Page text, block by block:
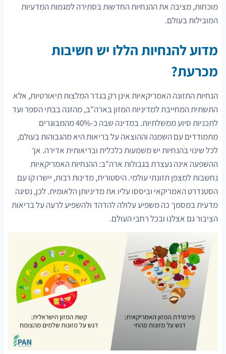
מוכחות, מציבה את ההנחיות החדשות בסתירה למגמות המדעיות
המובילות בעולם.
מדוע להנחיות הללו יש חשיבות
מכרעת?
הנחיות התזונה האמריקאיות אינן רק בגדר המלצות תיאורטיות, אלא
התשתית המחייבת למדיניות המזון בארה"ב, מהזנה בבתי הספר ועד
לתכניות סיוע ממשלתיות. במדינה שבה כ-40% מהמבוגרים
מתמודדים עם השמנה וההוצאה על בריאות היא מהגבוהות בעולם,
לכל שינוי בהנחיות יש משמעות כלכלית ובריאותית אדירה. אך
ההשפעה אינה נעצרת בגבולות ארה"ב: ההנחיות האמריקאיות
נחשבות למצפן תזונתי עולמי. היסטורית, מדינות רבות, יישרו קו עם
הסטנדרט האמריקאי וביססו עליו את מדיניותן הלאומית. לכן, נסיגה
מדעית במסמך כה משפיע עלולה להדהד ולהשפיע לרעה על בריאות
הציבור גם אצלנו ובכל רחבי העולם.